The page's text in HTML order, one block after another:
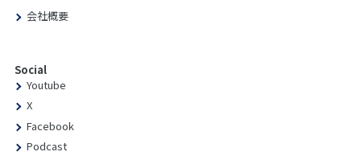
会社概要
Social
Youtube
X
Facebook
Podcast